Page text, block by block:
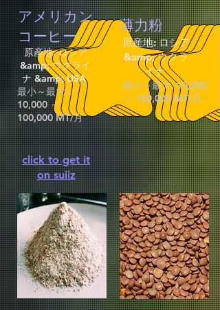
アメリカン
コーヒー
原産地: ロシア
&amp; ウクライ
ナ &amp; USA
最小～最大:
10,000 ～
100,000 MT/月
薄力粉
原産地: ロシア
&amp; ウクラ
イナ
最小～最大: 10,000
～ 100,000 MT/月
click to get it
on suiiz